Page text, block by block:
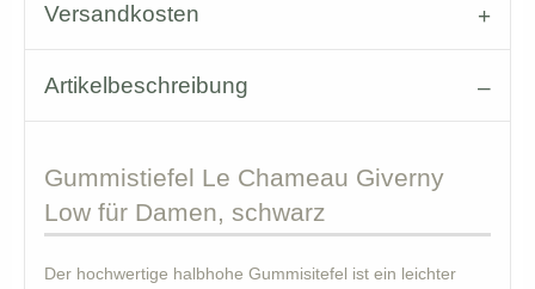
Versandkosten
Artikelbeschreibung
Gummistiefel Le Chameau Giverny
Low für Damen, schwarz
Der hochwertige halbhohe Gummisitefel ist ein leichter